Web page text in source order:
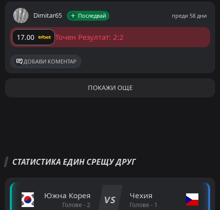
Dimitar65 Последвай преди 58 дни
17.00 Точен Резултат: 2:2
ДОБАВИ КОМЕНТАР
ПОКАЖИ ОЩЕ
СТАТИСТИКА ЕДИН СРЕЩУ ДРУГ
Южна Корея
Голове - 2 VS Чехия
Голове - 1